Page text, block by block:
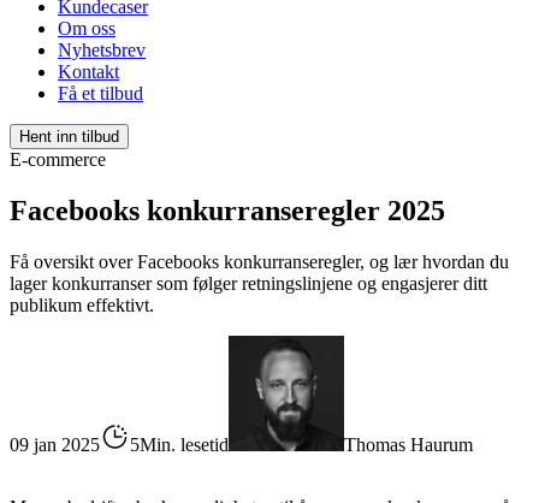
Kundecaser
Om oss
Nyhetsbrev
Kontakt
Få et tilbud
Hent inn tilbud
E-commerce
Facebooks konkurranseregler 2025
Få oversikt over Facebooks konkurranseregler, og lær hvordan du
lager konkurranser som følger retningslinjene og engasjerer ditt
publikum effektivt.
09 jan 2025 5Min. lesetid Thomas Haurum